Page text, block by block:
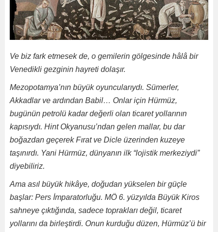
Ve biz fark etmesek de, o gemilerin gölgesinde hâlâ bir
Venedikli gezginin hayreti dolaşır.
Mezopotamya’nın büyük oyuncularıydı. Sümerler,
Akkadlar ve ardından Babil… Onlar için Hürmüz,
bugünün petrolü kadar değerli olan ticaret yollarının
kapısıydı. Hint Okyanusu’ndan gelen mallar, bu dar
boğazdan geçerek Fırat ve Dicle üzerinden kuzeye
taşınırdı. Yani Hürmüz, dünyanın ilk “lojistik merkeziydi”
diyebiliriz.
Ama asıl büyük hikâye, doğudan yükselen bir güçle
başlar: Pers İmparatorluğu. MÖ 6. yüzyılda Büyük Kiros
sahneye çıktığında, sadece toprakları değil, ticaret
yollarını da birleştirdi. Onun kurduğu düzen, Hürmüz’ü bir